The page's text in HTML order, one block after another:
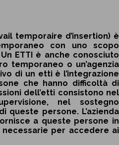
temporaire d’insertion) è
con uno scopo
ETTI è anche conosciuto
temporaneo o un’agenzia
di un etti è l’integrazione
che hanno difficoltà di
dell’etti consistono nel
nel sostegno
queste persone. L’azienda
a queste persone in
per accedere ai